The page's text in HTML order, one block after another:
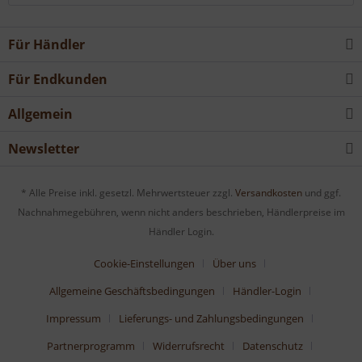
Für Händler
Für Endkunden
Allgemein
Newsletter
* Alle Preise inkl. gesetzl. Mehrwertsteuer zzgl. Versandkosten und ggf.
Nachnahmegebühren, wenn nicht anders beschrieben, Händlerpreise im
Händler Login.
Cookie-Einstellungen
Über uns
Allgemeine Geschäftsbedingungen
Händler-Login
Impressum
Lieferungs- und Zahlungsbedingungen
Partnerprogramm
Widerrufsrecht Datenschutz